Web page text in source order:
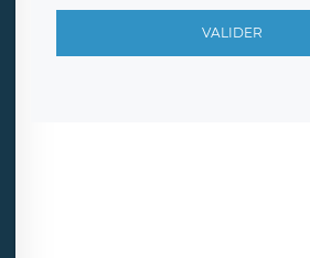
offrant desclauses de protection
en sollicite la suppression, étant entendu
demander la suppression de vos
VALIDER